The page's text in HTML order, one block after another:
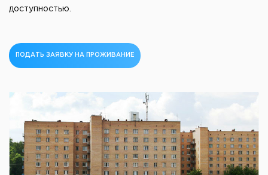
доступностью.
ПОДАТЬ ЗАЯВКУ НА ПРОЖИВАНИЕ